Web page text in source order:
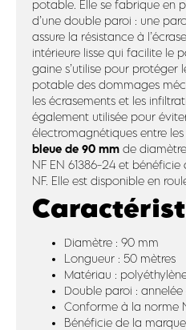
potable. Elle se fabrique en
d’une double paroi : une
assure la résistance à
intérieure lisse qui facilite le
gaine s’utilise pour protéger
potable des dommages
les écrasements et les
également utilisée pour
électromagnétiques entre
bleue de 90 mm de
NF EN 61386-24 et
NF. Elle est disponible en
Diamètre : 90 mm
Longueur : 50 mètres
Matériau :
Double paroi : annelée
Conforme à la norme
Bénéficie de la